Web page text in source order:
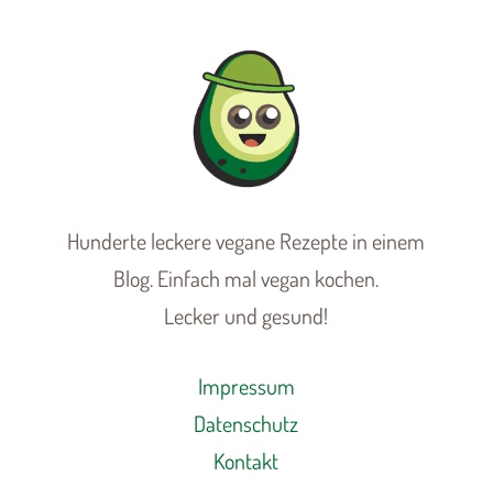
Hunderte leckere vegane Rezepte in einem
Blog. Einfach mal vegan kochen.
Lecker und gesund!
Impressum
Datenschutz
Kontakt